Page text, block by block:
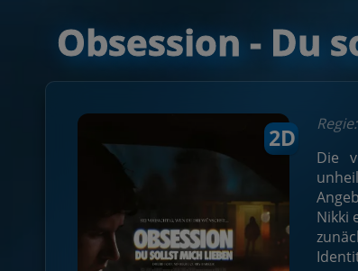
Obsession - Du
2D
Die
Nikki